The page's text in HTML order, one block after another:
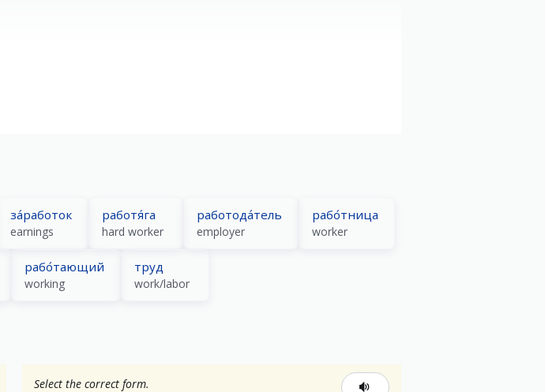
за́работок
earnings
работя́га
hard worker
работода́тель
employer
рабо́тница
worker
рабо́тающий
working
труд
work/labor
Select the correct form.